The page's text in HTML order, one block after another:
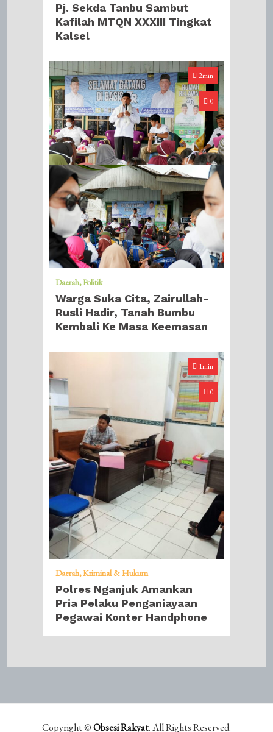
Pj. Sekda Tanbu Sambut
Kafilah MTQN XXXIII Tingkat
Kalsel
2min
0
Daerah Politik
Warga Suka Cita, Zairullah-
Rusli Hadir, Tanah Bumbu
Kembali Ke Masa Keemasan
1min
0
Daerah Kriminal & Hukum
Polres Nganjuk Amankan
Pria Pelaku Penganiayaan
Pegawai Konter Handphone
Copyright ©Obsesi Rakyat. All Rights Reserved.